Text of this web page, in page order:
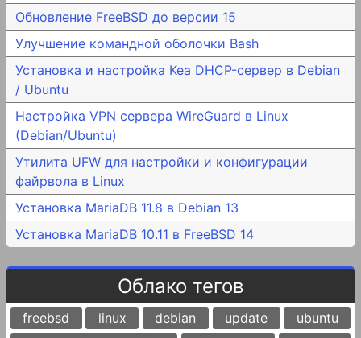
Обновление FreeBSD до версии 15
Улучшение командной оболочки Bash
Установка и настройка Kea DHCP-сервер в Debian
/ Ubuntu
Настройка VPN сервера WireGuard в Linux
(Debian/Ubuntu)
Утилита UFW для настройки и конфигурации
файрвола в Linux
Установка MariaDB 11.8 в Debian 13
Установка MariaDB 10.11 в FreeBSD 14
Облако тегов
freebsd linux debian update
ubuntu